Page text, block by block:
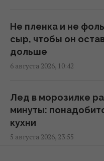
В Италии из-за
дольше: какой
Этот фильм 2010
величайшим
истории кино
Не пленка и не
сыр, чтобы он
дольше
6 августа 2026, 10:42
Лед в морозилке
минуты:
кухни
5 августа 2026, 23:55